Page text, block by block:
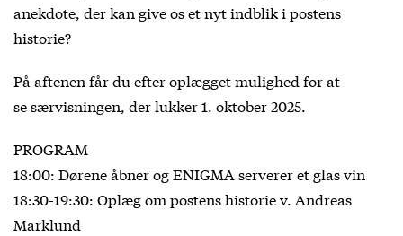
anekdote, der kan give os et nyt indblik i postens
historie?
På aftenen får du efter oplægget mulighed for at
se særvisningen, der lukker 1. oktober 2025.
PROGRAM
18:00: Dørene åbner og ENIGMA serverer et glas vin
18:30-19:30: Oplæg om postens historie v. Andreas
Marklund